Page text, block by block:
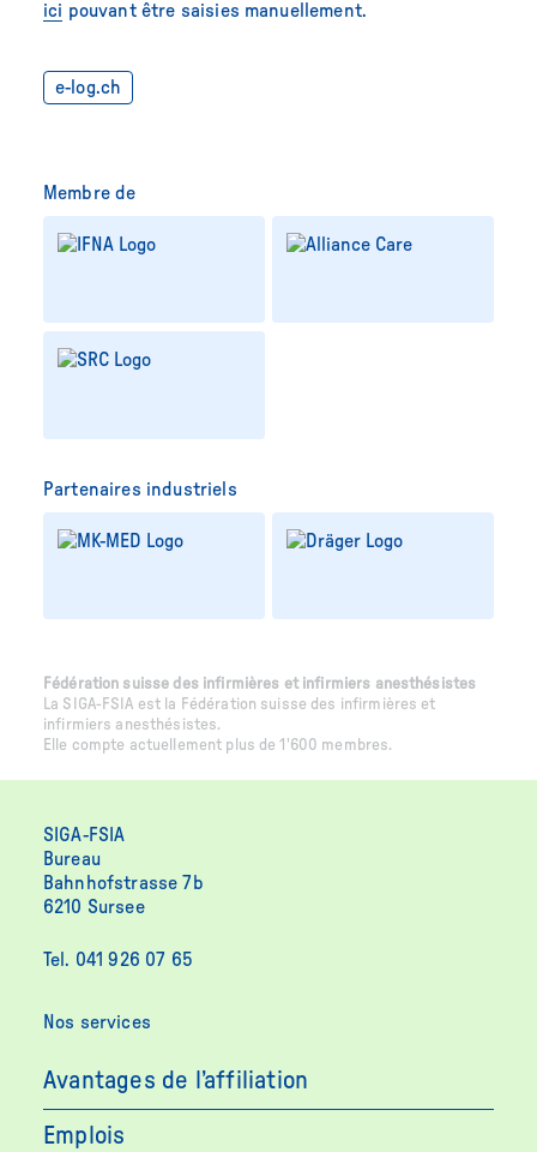
ici pouvant être saisies manuellement.
e-log.ch
Membre de
Partenaires industriels
Fédération suisse des infirmières et infirmiers anesthésistes
La SIGA-FSIA est la Fédération suisse des infirmières et
infirmiers anesthésistes.
Elle compte actuellement plus de 1'600 membres.
SIGA-FSIA
Bureau
Bahnhofstrasse 7b
6210 Sursee
Tel. 041 926 07 65
Nos services
Avantages de l’affiliation
Emplois